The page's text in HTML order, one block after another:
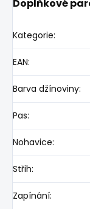
Doplňkové
Kategorie:
EAN:
Barva džínoviny:
Pas:
Nohavice:
Střih:
Zapínání: